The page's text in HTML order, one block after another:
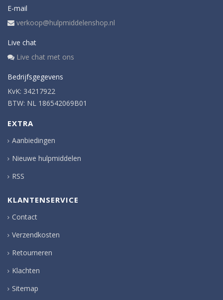
E-mail
verkoop@hulpmiddelenshop.nl
Live chat
Live chat met ons
Bedrijfsgegevens
KvK: 34217922
BTW: NL 186542069B01
EXTRA
Aanbiedingen
Nieuwe hulpmiddelen
RSS
KLANTENSERVICE
Contact
Verzendkosten
Retourneren
Klachten
Sitemap